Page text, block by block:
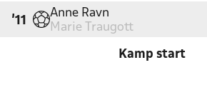
'11
Anne Ravn
Marie Traugott
Kamp start